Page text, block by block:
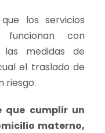
los servicios
con
medidas de
el traslado de
riesgo.
que cumplir un
materno,